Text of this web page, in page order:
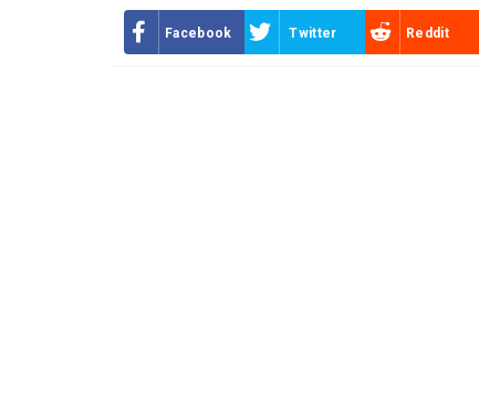
Facebook Twitter Reddit